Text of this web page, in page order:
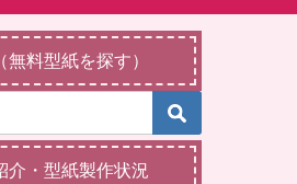
料型紙を探す）
介・型紙製作状況